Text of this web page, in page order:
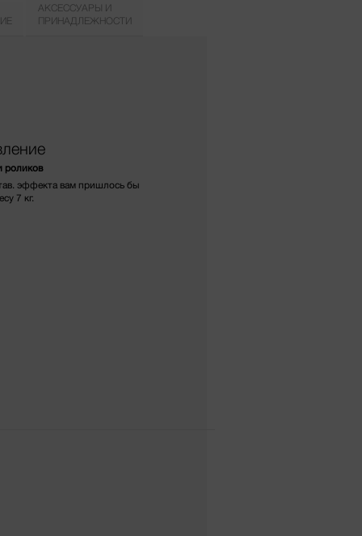
АКСЕССУАРЫ И
ПРИНАДЛЕЖНОСТИ
роликов
эффекта вам пришлось бы
7 кг.